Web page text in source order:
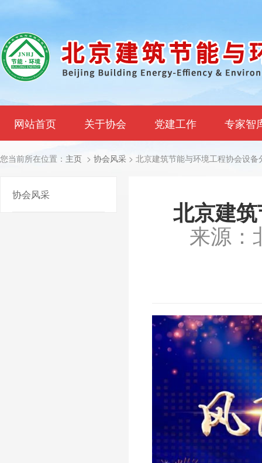
网站首页 关于协会 党建工作 专家智
您当前所在位置： 主页 > 协会风采 > 北京建筑节能与环境工程协会设
协会风采
北京建
来源：